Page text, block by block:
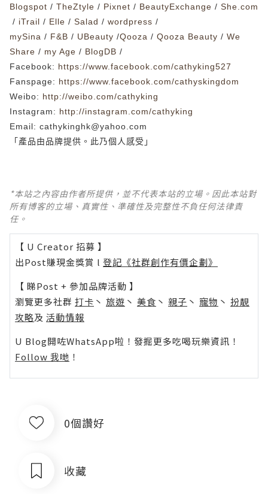
Blogspot / TheZtyle / Pixnet / BeautyExchange / She.com
/ iTrail / Elle / Salad / wordpress /
mySina / F&B / UBeauty /Qooza / Qooza Beauty / We
Share / my Age / BlogDB /
Facebook: https://www.facebook.com/cathyking527
Fanspage: https://www.facebook.com/cathyskingdom
Weibo: http://weibo.com/cathyking
Instagram: http://instagram.com/cathyking
Email: cathykinghk@yahoo.com
「產品由品牌提供。 此乃個人感受」
*本站之內容由作者所提供，並不代表本站的立場。因此本站對
所有博客的立場、真實性、準確性及完整性不負任何法律責
任。
【 U Creator 招募 】
出Post賺現金獎賞 l 登記《社群創作有價企劃》
【 睇Post + 參加品牌活動 】
瀏覽更多社群 打卡 丶 旅遊 丶 美食 丶 親子 丶 寵物 丶 扮靚
攻略及 活動情報
U Blog開咗WhatsApp啦！發掘更多吃喝玩樂資訊！
Follow 我哋 ！
0個讚好
收藏